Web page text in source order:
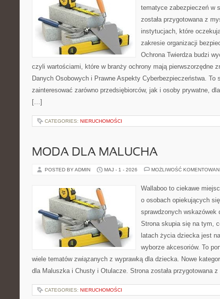
tematyce zabezpieczeń w
została przygotowana z
instytucjach, które
zakresie organizacji
Ochrona Twierdza budzi
czyli wartościami, które w branży ochrony mają pierwszorzędne
Danych Osobowych i Prawne Aspekty Cyberbezpieczeństwa. To
zainteresować zarówno przedsiębiorców, jak i osoby prywatne,
[…]
CATEGORIES: NIERUCHOMOŚCI
MODA DLA MALUCHA
POSTED BY ADMIN MAJ - 1 - 2026 MOŻLIWOŚĆ
Wallaboo to ciekawe
o osobach opiekujących
sprawdzonych wskazówek
Strona skupia się na tym,
latach życia dziecka jest
wyborze akcesoriów. To
wiele tematów związanych z wyprawką dla dziecka. Nowe
dla Maluszka i Chusty i Otulacze. Strona została przygotowana
CATEGORIES: NIERUCHOMOŚCI